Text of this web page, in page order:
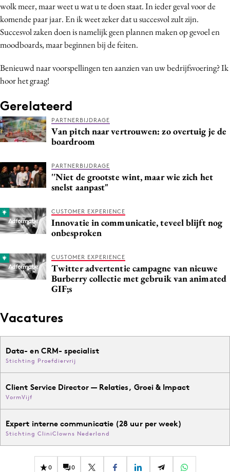
wolk meer, maar weet u wat u te doen staat. In ieder geval voor de
komende paar jaar. En ik weet zeker dat u succesvol zult zijn.
Succesvol zaken doen is namelijk geen plannen maken op gevoel en
moodboards, maar beginnen bij de feiten.
Benieuwd naar voorspellingen ten aanzien van uw bedrijfsvoering? Ik
hoor het graag!
Gerelateerd
PARTNERBIJDRAGE
Van pitch naar vertrouwen: zo overtuig je de
boardroom
PARTNERBIJDRAGE
''Niet de grootste wint, maar wie zich het
snelst aanpast"
CUSTOMER EXPERIENCE
Innovatie in communicatie, teveel blijft nog
onbesproken
CUSTOMER EXPERIENCE
Twitter advertentie campagne van nieuwe
Burberry collectie met gebruik van animated
GIF;s
Vacatures
Data- en CRM- specialist
Stichting Proefdiervrij
Client Service Director — Relaties, Groei & Impact
VormVijf
Expert interne communicatie (28 uur per week)
Stichting CliniClowns Nederland
0 0